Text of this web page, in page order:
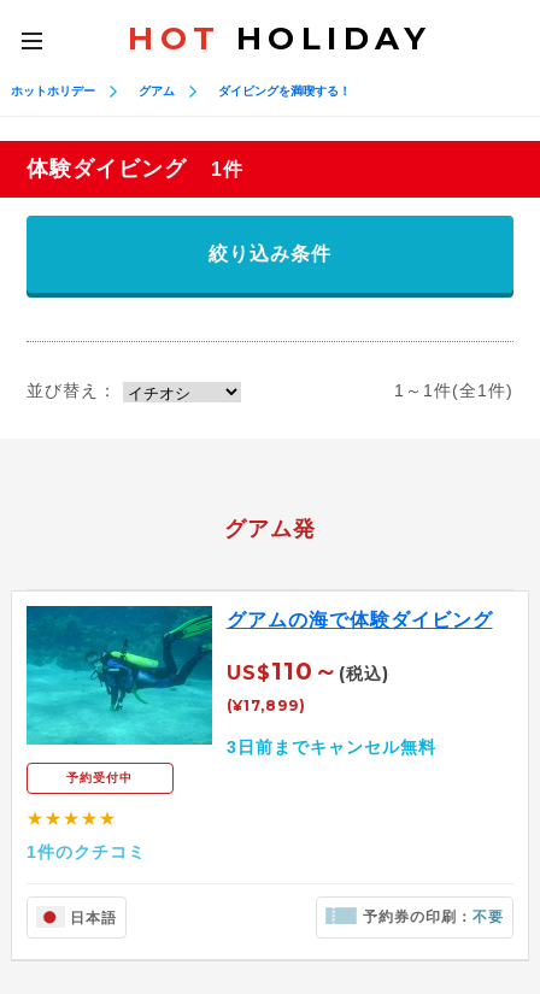
toggle
navigation
HOT HOLIDAY
ホットホリデー グアム ダイビングを満喫する！
体験ダイビング 1件
絞り込み条件
並び替え： 1～1件(全1件)
グアム発
予約受付中
★★★★★
1件のクチコミ
グアムの海で体験ダイビング
US$110～ (税込)
(¥17,899)
3日前までキャンセル無料
日本語 予約券の印刷：不要